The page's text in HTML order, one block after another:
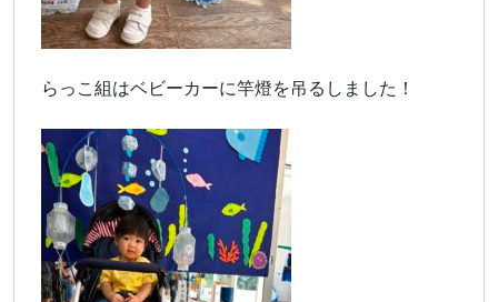
らっこ組はベビーカーに竿燈を吊るしました！